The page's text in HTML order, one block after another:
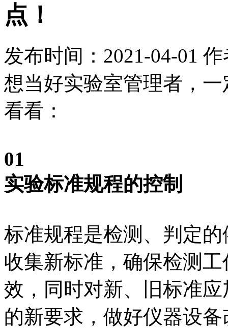
点！
发布时间：2021-04-01 作
想当好实验室管理者，
看看：
01
实验标准规程的控制
标准规程是检测、判定
收集新标准，确保检测
效，同时对新、旧标准
的新要求，做好仪器设